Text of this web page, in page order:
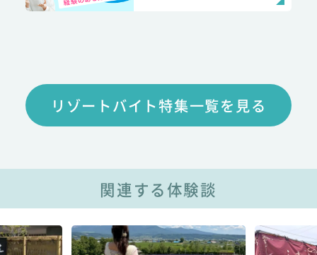
リゾートバイト特集一覧を見る
関連する体験談